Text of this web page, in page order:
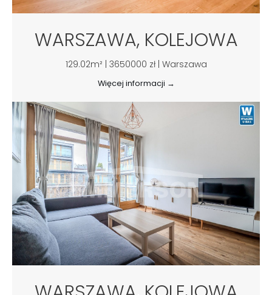
WARSZAWA, KOLEJOWA
129.02m² | 3650000 zł | Warszawa
Więcej informacji →